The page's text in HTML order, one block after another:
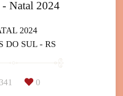
- Natal 2024
2024
DO SUL - RS
341 0